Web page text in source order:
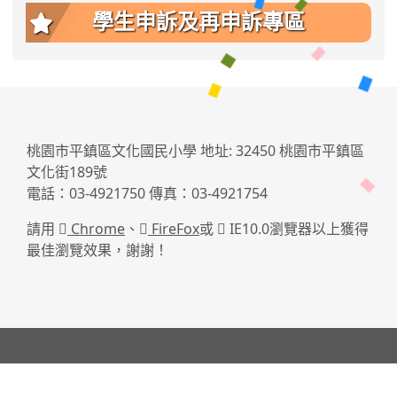
學生申訴及再申訴專區
桃園市平鎮區文化國民小學 地址: 32450 桃園市平鎮區
文化街189號
電話：03-4921750 傳真：03-4921754
請用
Chrome 、 FireFox或
IE10.0瀏覽器以上獲得
最佳瀏覽效果，謝謝！